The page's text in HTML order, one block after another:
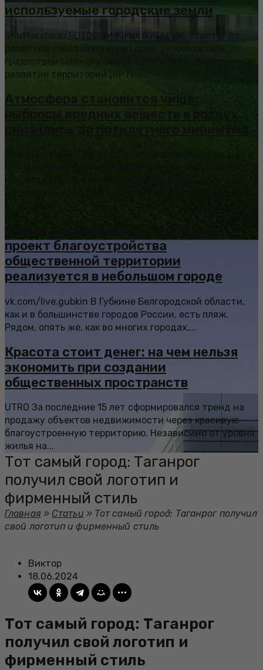
используемые городские земли
Shutterstock/FOTODOM Юлия ЗУБАРИК, стратег по
развитию городов и территорий, руководитель
градостроительного бюро Master’s Plan: Комплексное
развитие территорий (КРТ) —...
Атмосфера становится чище:
выбросы вредных веществ в воздух
снизились до пятилетнего минимума
проект благоустройства
общественной территории
реализуется в небольшом городе
vk.com/live.gubkin В Губкине Белгородской области,
как и в большинстве городов России, есть пляж.
Рядом, опять же, как во многих городах,...
Красота стоит денег: на чем нельзя
экономить при создании
общественных пространств
UTRO За последние 15 лет сформировался тренд на
продажу объектов недвижимости через красивую
благоустроенную территорию. Независимо от уровня
жилья на...
Тот самый город: Таганрог
получил свой логотип и
фирменный стиль
Главная » Статьи » Тот самый город: Таганрог получил
свой логотип и фирменный стиль
Виктор
18.06.2024
Тот самый город: Таганрог
получил свой логотип и
фирменный стиль